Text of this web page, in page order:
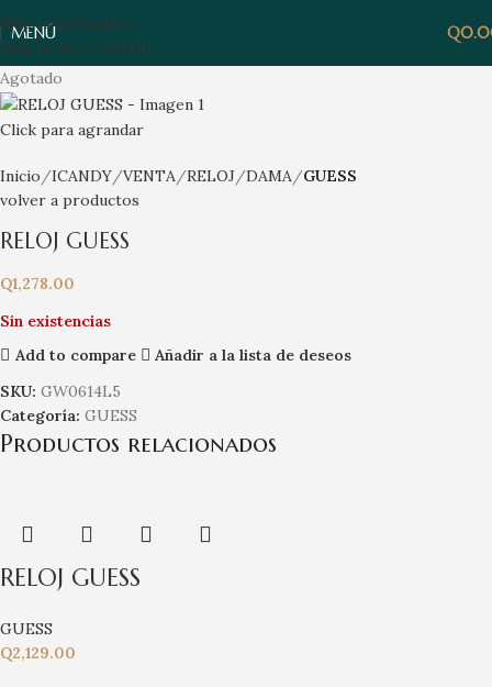
Skip to navigation
Skip to main content
MENÚ Q
Agotado
Click para agrandar
Inicio ICANDY VENTA RELOJ DAMA
GUESS
volver a productos
RELOJ GUESS
Q1,278.00
Sin existencias
Add to compare
Añadir a la lista de deseos
SKU: GW0614L5
Categoría: GUESS
Productos relacionados
RELOJ GUESS
GUESS
Q2,129.00